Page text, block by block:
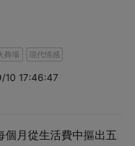
葬場 現代情感
10 17:46:47
個月從生活費中摳出五